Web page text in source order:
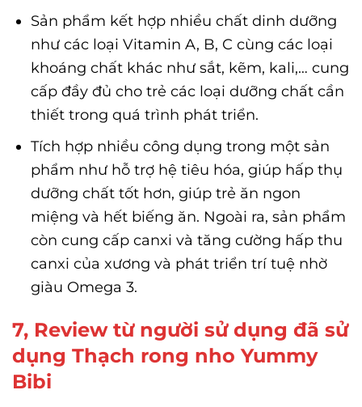
Sản phẩm kết hợp nhiều chất dinh dưỡng
như các loại Vitamin A, B, C cùng các loại
khoáng chất khác như sắt, kẽm, kali,… cung
cấp đầy đủ cho trẻ các loại dưỡng chất cần
thiết trong quá trình phát triển.
Tích hợp nhiều công dụng trong một sản
phẩm như hỗ trợ hệ tiêu hóa, giúp hấp thụ
dưỡng chất tốt hơn, giúp trẻ ăn ngon
miệng và hết biếng ăn. Ngoài ra, sản phẩm
còn cung cấp canxi và tăng cường hấp thu
canxi của xương và phát triển trí tuệ nhờ
giàu Omega 3.
7, Review từ người sử dụng đã sử
dụng Thạch rong nho Yummy
Bibi